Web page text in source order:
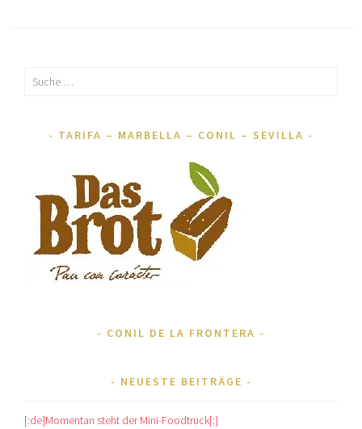
Suche
TARIFA – MARBELLA – CONIL – SEVILLA
CONIL DE LA FRONTERA
NEUESTE BEITRÄGE
[:de]Momentan steht der Mini-Foodtruck[:]